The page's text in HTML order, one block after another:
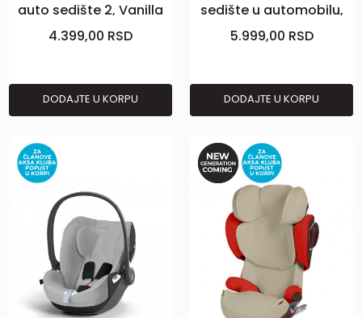
auto sedište 2, Vanilla
4.399,00 RSD
DODAJTE U KORPU
sedište u automobilu,
crna
5.999,00 RSD
DODAJTE U KORPU